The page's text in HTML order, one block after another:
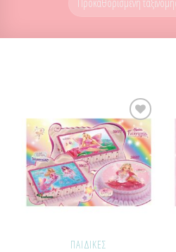
Προσθήκη
στα
Αγαπημένα!
ΠΑΙΔΙΚΈΣ